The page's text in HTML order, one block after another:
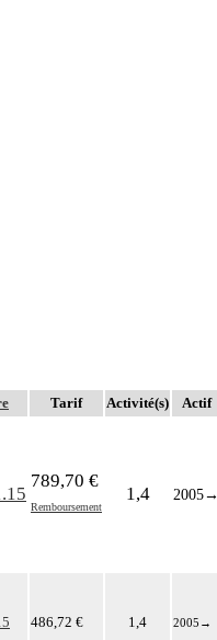
Tarif Activité(s) Actif
789,70 €
Remboursement
1,4 2005
486,72 € 1,4 2005 →